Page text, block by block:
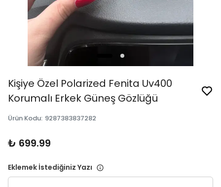
Kişiye Özel Polarized Fenita Uv400
Korumalı Erkek Güneş Gözlüğü
Ürün Kodu: 9287383837282
₺ 699.99
Eklemek İstediğiniz Yazı